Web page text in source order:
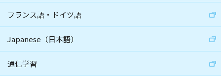
フランス語・ドイツ語
Japanese（日本語）
通信学習